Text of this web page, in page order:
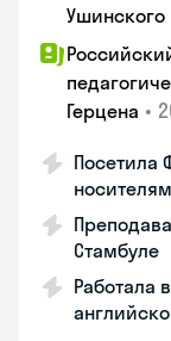
Ушинского
Герцена •
Посетила
Стамбуле
Работала